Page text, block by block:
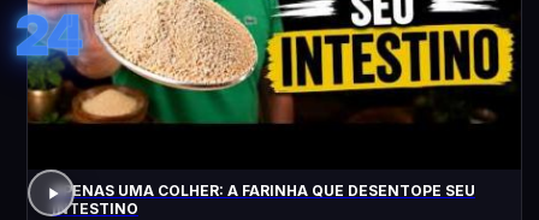
24
APENAS UMA COLHER: A FARINHA QUE DESENTOPE SEU
INTESTINO